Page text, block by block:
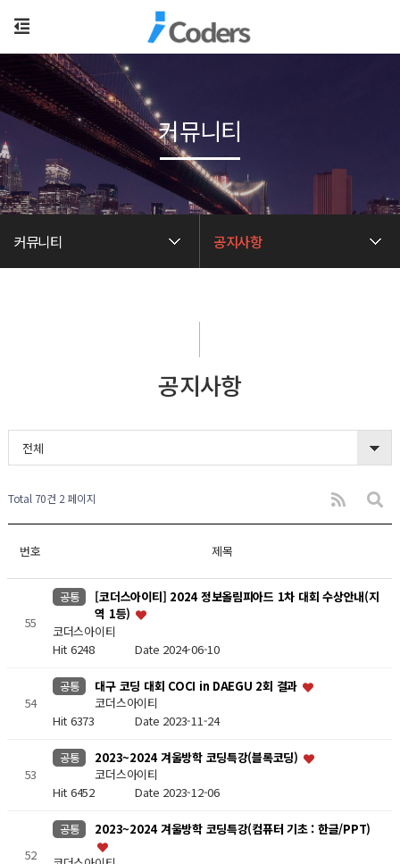
커뮤니티 공지사항
커뮤니티
공지사항
전체
Total 70건 2 페이지
번호 제목
55
공통
[코더스아이티] 2024 정보올림피아드 1차 대회 수상안내(지
역 1등)
코더스아이티
Hit 6248 Date 2024-06-10
54
공통
대구 코딩 대회 COCI in DAEGU 2회 결과
코더스아이티
Hit 6373 Date 2023-11-24
53
공통
2023~2024 겨울방학 코딩특강(블록코딩)
코더스아이티
Hit 6452 Date 2023-12-06
52
공통
2023~2024 겨울방학 코딩특강(컴퓨터 기초 : 한글/PPT)